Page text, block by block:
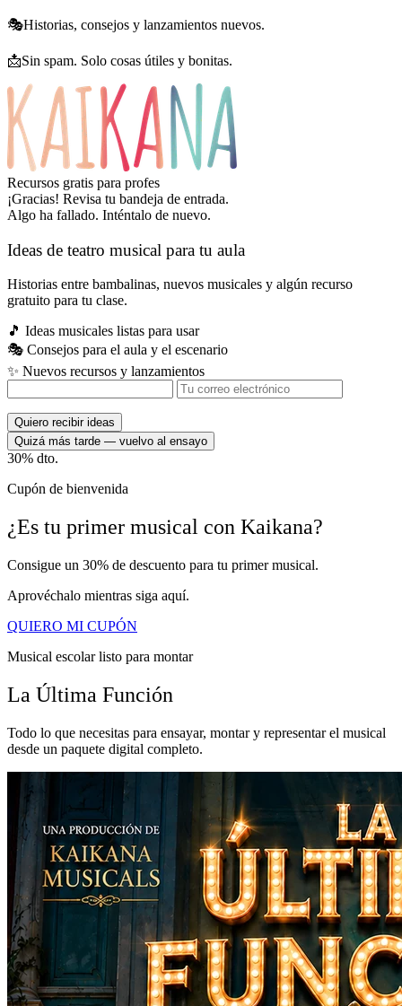
🎭Historias, consejos y lanzamientos nuevos.
📩Sin spam. Solo cosas útiles y bonitas.
Recursos gratis para profes
¡Gracias! Revisa tu bandeja de entrada.
Algo ha fallado. Inténtalo de nuevo.
Ideas de teatro musical para tu aula
Historias entre bambalinas, nuevos musicales y algún recurso
gratuito para tu clase.
🎵 Ideas musicales listas para usar
🎭 Consejos para el aula y el escenario
✨ Nuevos recursos y lanzamientos
Quiero recibir ideas
Quizá más tarde — vuelvo al ensayo
30% dto.
Cupón de bienvenida
¿Es tu primer musical con Kaikana?
Consigue un 30% de descuento para tu primer musical.
Aprovéchalo mientras siga aquí.
QUIERO MI CUPÓN
Musical escolar listo para montar
La Última Función
Todo lo que necesitas para ensayar, montar y representar el musical
desde un paquete digital completo.